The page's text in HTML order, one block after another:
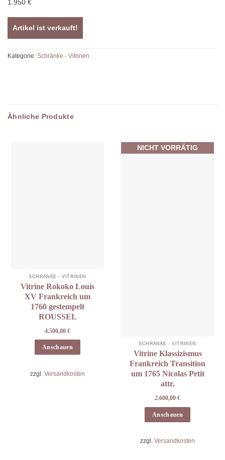
1.950 €
Artikel ist verkauft!
Kategorie: Schränke - Vitrinen
Ähnliche Produkte
SCHRÄNKE - VITRINEN
Vitrine Rokoko Louis
XV Frankreich um
1760 gestempelt
ROUSSEL
4.500,00 €
Anschauen
zzgl. Versandkosten
NICHT VORRÄTIG
SCHRÄNKE - VITRINEN
Vitrine Klassizismus
Frankreich Transition
um 1765 Nicolas Petit
attr.
2.600,00 €
Anschauen
zzgl. Versandkosten